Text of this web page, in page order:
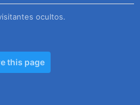
ocultos.
this page